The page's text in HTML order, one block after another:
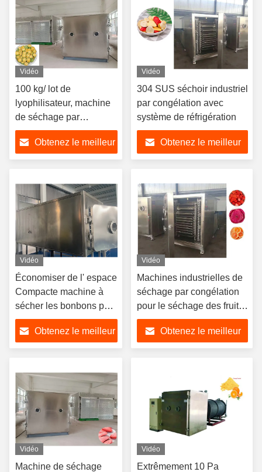
Vidéo
100 kg/ lot de
lyophilisateur, machine
de séchage par
congélation avec unité
de mortier
Obtenez le meilleur
Vidéo
304 SUS séchoir industriel
par congélation avec
système de réfrigération
Obtenez le meilleur
Vidéo
Économiser de l' espace
Compacte machine à
sécher les bonbons par
congélation avec
SUS304Obtenez le meilleur
Vidéo
Machines industrielles de
séchage par congélation
pour le séchage des fruits
et légumes
Obtenez le meilleur
Vidéo
Machine de séchage
Vidéo
Extrêmement 10 Pa